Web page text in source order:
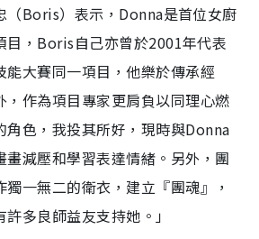
（Boris）表示，Donna是首位女廚
目，Boris自己亦曾於2001年代表
能大賽同一項目，他樂於傳承經
，作為項目專家更肩負以同理心燃
角色，我投其所好，現時與Donna
畫減壓和學習表達情緒。另外，團
一無二的衛衣，建立『團魂』，
多良師益友支持她。」